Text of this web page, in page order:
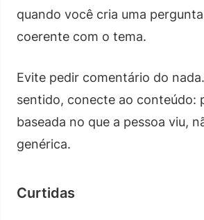
quando você cria uma
coerente com o tema.
Evite pedir comentário do
sentido, conecte ao conteúdo:
baseada no que a pessoa viu,
genérica.
Curtidas